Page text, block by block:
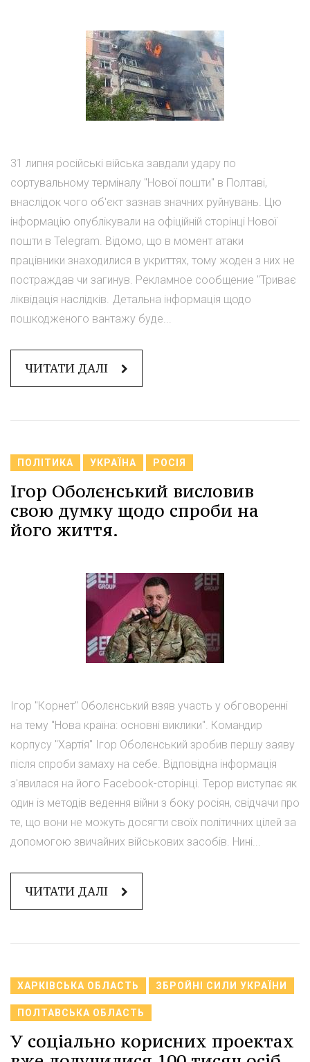
31 липня російські війська завдали удару по
сортувальному терміналу "Нової пошти" в Полтаві,
внаслідок чого об'єкт зазнав значних руйнувань. Цю
інформацію опублікували на офіційній сторінці Нової
пошти в Telegram. Відомо, що в момент атаки
працівники знаходилися в укриттях, тому жоден з них не
постраждав чи загинув. Рекламное сообщение "Триває
ліквідація наслідків. Детальна інформація щодо
пошкодженого вантажу буде...
ЧИТАТИ ДАЛІ
ПОЛІТИКА УКРАЇНА РОСІЯ
Ігор Оболєнський висловив
свою думку щодо спроби на
його життя.
Ігор "Корнет" Оболєнський взяв участь у обговоренні
на тему "Нова країна: основні виклики". Командир
корпусу "Хартія" Ігор Оболєнський зробив першу заяву
після спроби замаху на себе. Відповідна інформація
з'явилася на його Facebook-сторінці. Терор виступає як
один із методів ведення війни з боку росіян, свідчачи про
те, що вони не можуть досягти своїх політичних цілей за
допомогою звичайних військових засобів. Нині...
ЧИТАТИ ДАЛІ
ХАРКІВСЬКА ОБЛАСТЬ ЗБРОЙНІ СИЛИ УКРАЇНИ
ПОЛТАВСЬКА ОБЛАСТЬ
У соціально корисних проектах